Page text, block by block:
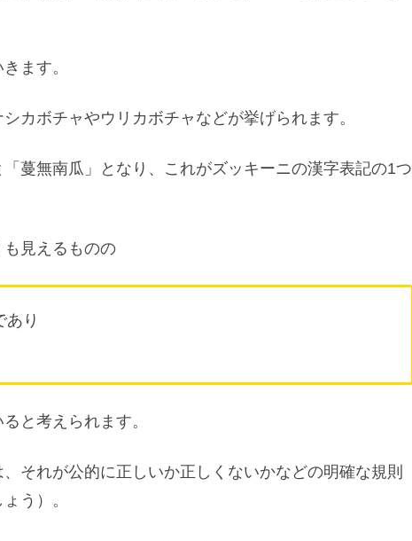
ます。
カボチャやウリカボチャなどが挙げられます。
蔓無南瓜」となり、これがズッキーニの漢字表記の1つ
見えるものの
あり
と考えられます。
それが公的に正しいか正しくないかなどの明確な規則
う）。